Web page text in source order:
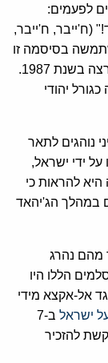
לפעמים:
(ח'ייבר, ח'ייבר,
בסיסמה זו
לראשונה במהלך האינתיפאדה הראשונה, שפרצה בשנת 1987.
יהודי
נוהגים לתאר
ידי ישראל,
להראות כי
במהלך הג'יהאד
מהם נהרג
הללו היו
אל-אקצא מידי
ישראל
ב-7
מבקשת להזכיר